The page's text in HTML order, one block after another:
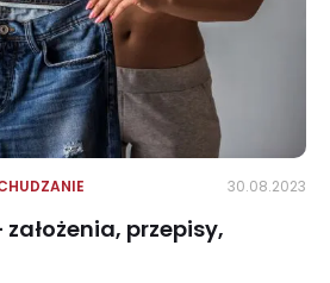
30.08.2023
przepisy,